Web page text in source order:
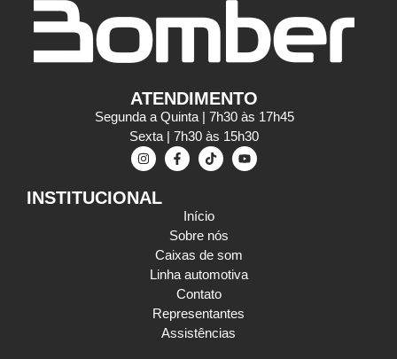
ATENDIMENTO
Segunda a Quinta | 7h30 às 17h45
Sexta | 7h30 às 15h30
INSTITUCIONAL
Início
Sobre nós
Caixas de som
Linha automotiva
Contato
Representantes
Assistências